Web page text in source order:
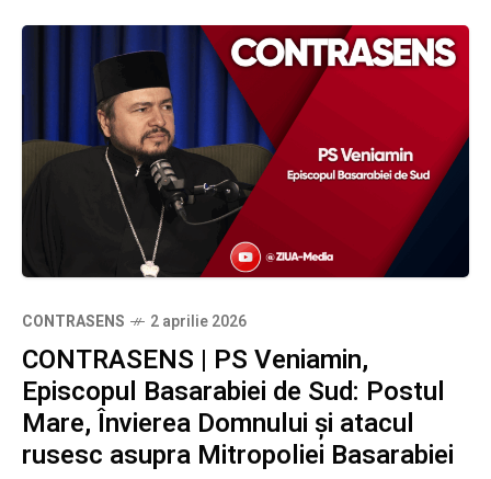
CONTRASENS 2 aprilie 2026
CONTRASENS | PS Veniamin,
Episcopul Basarabiei de Sud: Postul
Mare, Învierea Domnului și atacul
rusesc asupra Mitropoliei Basarabiei